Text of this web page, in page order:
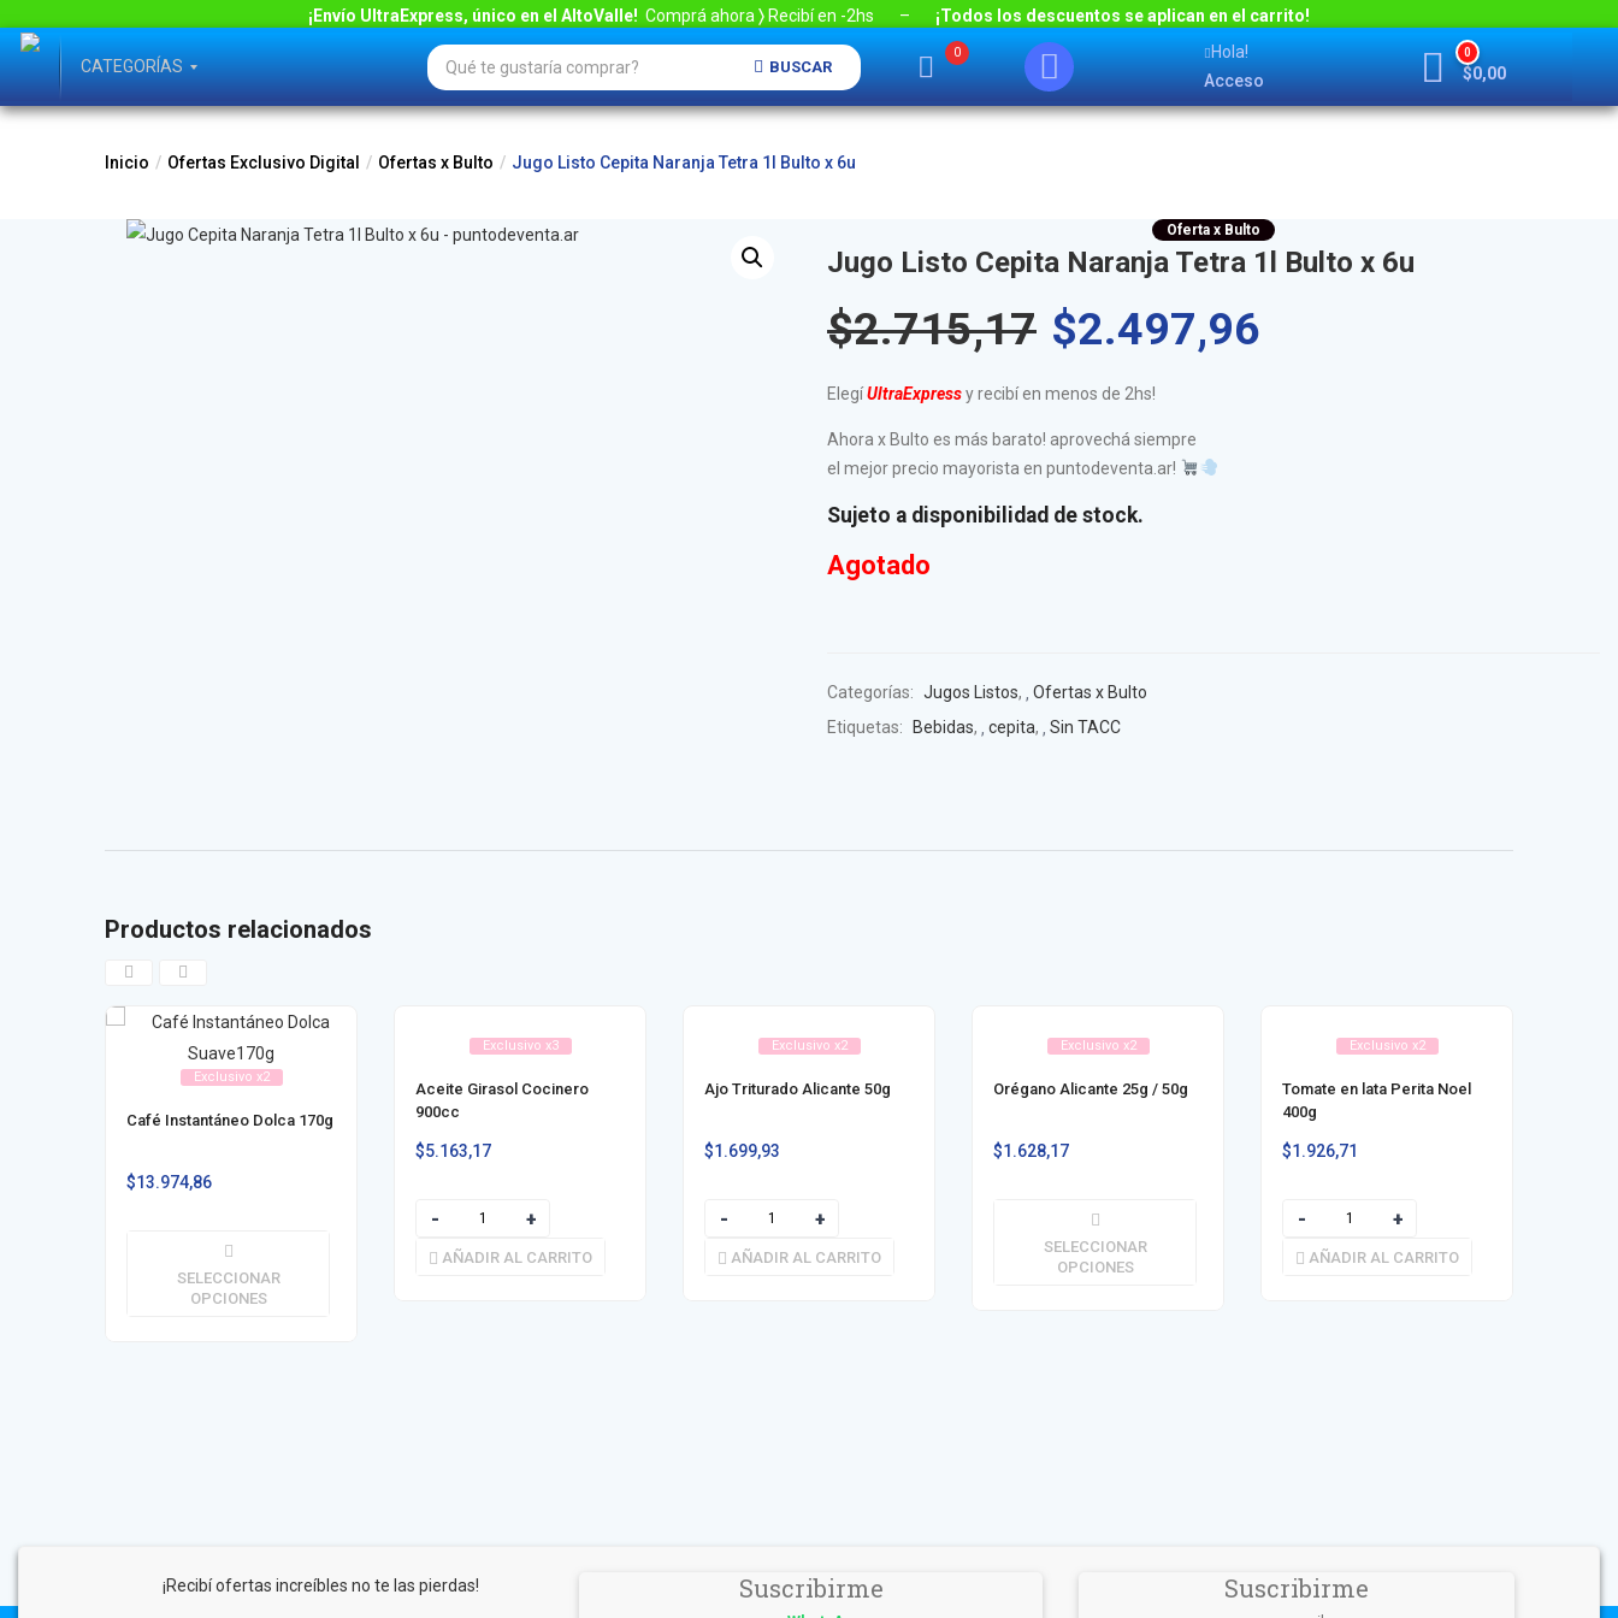
¡Envío UltraExpress, único en el AltoValle! Comprá ahora 〉 Recibí en -2hs – ¡Todos los descuentos se aplican en el carrito!
CATEGORÍAS BUSCAR
0
Hola!
Acceso
0
$0,00
Inicio Ofertas Exclusivo Digital Ofertas x Bulto Jugo Listo Cepita Naranja Tetra 1l Bulto x 6u
Oferta x Bulto
Jugo Listo Cepita Naranja Tetra 1l Bulto x 6u
$2.715,17 $2.497,96
ElegíUltraExpressy recibí en menos de 2hs!
Ahora x Bulto es más barato! aprovechá siempre
el mejor precio mayorista en puntodeventa.ar!
Sujeto a disponibilidad de stock.
Agotado
Categorías: Jugos Listos,
Ofertas x Bulto
Etiquetas:
Bebidas, cepita, Sin TACC
Productos relacionados
Exclusivo x2
Café Instantáneo Dolca 170g
$13.974,86
SELECCIONAR
OPCIONES
Exclusivo x3
Aceite Girasol Cocinero
900cc
$5.163,17
AÑADIR AL CARRITO
Exclusivo x2
Ajo Triturado Alicante 50g
$1.699,93
AÑADIR AL CARRITO
Exclusivo x2
Orégano Alicante 25g / 50g
$1.628,17
SELECCIONAR
OPCIONES
Exclusivo x2
Tomate en lata Perita Noel
400g
$1.926,71
AÑADIR AL CARRITO
¡Recibí ofertas increíbles no te las pierdas! Suscribirme Suscribirme